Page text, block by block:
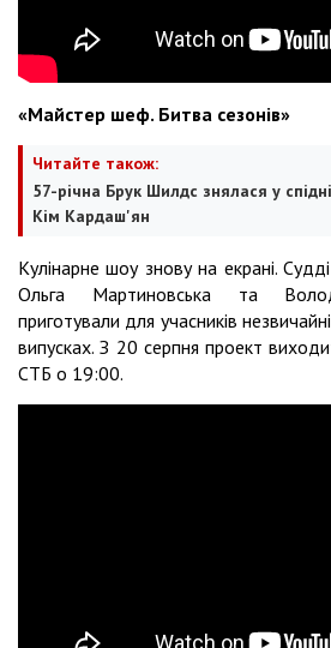
«Майстер шеф. Битва сезонів»
Читайте також:
57-річна Брук Шилдс знялася у
Кім Кардаш'ян
Кулінарне шоу знову на екрані.
Ольга Мартиновська та
приготували для учасників
випусках. З 20 серпня проект
СТБ о 19:00.